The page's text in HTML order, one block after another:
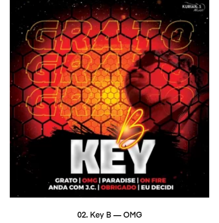
В КОРЗИНУ
02. Key B — OMG